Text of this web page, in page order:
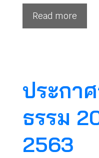
Read more
ประกา
ธรรม
2563